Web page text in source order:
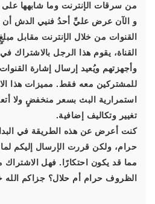
من سرقات الإنترنت وما شابهها
و الآن عرض عليِّ أحدُ فنيي الدش أن
القنوات من خلال الإنترنت مقابل
القناة، يقوم هذا الرجل بالاشتراك
وأجهزتهم ويُعيد إرسال إشارة
للمشتركين معه فقط. مميزات هذا
استمرارية البث بسعر منخفضٍ ولا
تغيير وتكاليف إضافية.
كنت أعرض عن هذه الطريقة في
حرام، ولكن قررت الإرسال إليكم
مما قد يكون احتكارًا. فهل
الظروف حرام أم حلال؟ جزاكم الله